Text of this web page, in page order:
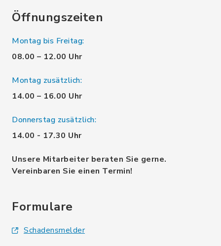
Öffnungszeiten
Montag bis Freitag:
08.00 – 12.00 Uhr
Montag zusätzlich:
14.00 – 16.00 Uhr
Donnerstag zusätzlich:
14.00 - 17.30 Uhr
Unsere Mitarbeiter beraten Sie gerne.
Vereinbaren Sie einen Termin!
Formulare
Schadensmelder